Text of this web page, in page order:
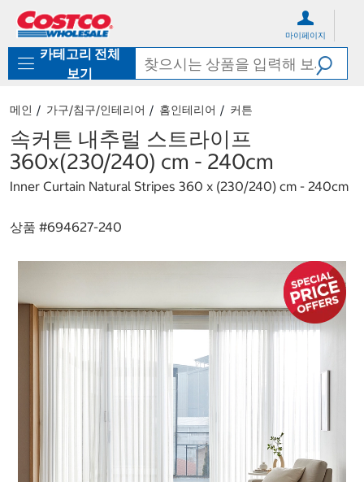
로
기
가
마이페이지
카테고리 전체
보기
메인 가구/침구/인테리어 홈인테리어 커튼
속커튼 내추럴 스트라이프
360x(230/240) cm - 240cm
Inner Curtain Natural Stripes 360 x (230/240) cm - 240cm
상품 #694627-240